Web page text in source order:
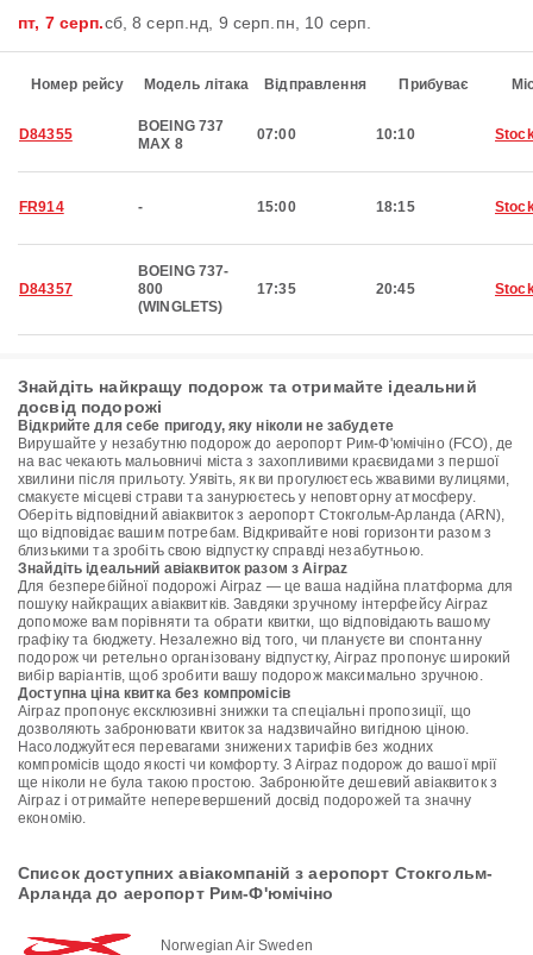
пт, 7 серп.сб, 8 серп. нд, 9 серп. пн, 10 серп.
Номер рейсу Модель літака Відправлення Прибуває
D84355
BOEING 737
MAX 8
07:00 10:10
FR914 - 15:00 18:15
D84357
BOEING 737-
800
(WINGLETS)
17:35 20:45
Знайдіть найкращу подорож та отримайте ідеальний
досвід подорожі
Відкрийте для себе пригоду, яку ніколи не забудете
Вирушайте у незабутню подорож до аеропорт Рим-Ф'юмічіно (FCO), де
на вас чекають мальовничі міста з захопливими краєвидами з першої
хвилини після прильоту. Уявіть, як ви прогулюєтесь жвавими вулицями,
смакуєте місцеві страви та занурюєтесь у неповторну атмосферу.
Оберіть відповідний авіаквиток з аеропорт Стокгольм-Арланда (ARN),
що відповідає вашим потребам. Відкривайте нові горизонти разом з
близькими та зробіть свою відпустку справді незабутньою.
Знайдіть ідеальний авіаквиток разом з Airpaz
Для безперебійної подорожі Airpaz — це ваша надійна платформа для
пошуку найкращих авіаквитків. Завдяки зручному інтерфейсу Airpaz
допоможе вам порівняти та обрати квитки, що відповідають вашому
графіку та бюджету. Незалежно від того, чи плануєте ви спонтанну
подорож чи ретельно організовану відпустку, Airpaz пропонує широкий
вибір варіантів, щоб зробити вашу подорож максимально зручною.
Доступна ціна квитка без компромісів
Airpaz пропонує ексклюзивні знижки та спеціальні пропозиції, що
дозволяють забронювати квиток за надзвичайно вигідною ціною.
Насолоджуйтеся перевагами знижених тарифів без жодних
компромісів щодо якості чи комфорту. З Airpaz подорож до вашої мрії
ще ніколи не була такою простою. Забронюйте дешевий авіаквиток з
Airpaz і отримайте неперевершений досвід подорожей та значну
економію.
Список доступних авіакомпаній з аеропорт Стокгольм-
Арланда до аеропорт Рим-Ф'юмічіно
Norwegian Air Sweden